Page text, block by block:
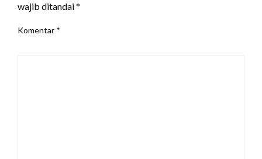
wajib ditandai*
Komentar *